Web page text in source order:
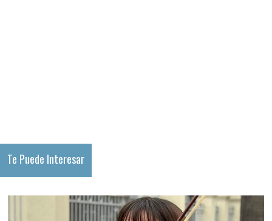
Te Puede Interesar